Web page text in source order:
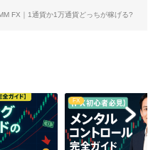
FX｜1通貨か1万通貨どっちが稼げる?
FX